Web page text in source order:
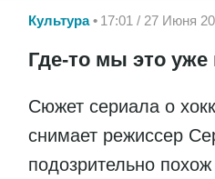
Культура 17:01 / 27 Июня
Где-то мы это
Сюжет сериала о
снимает режиссер
подозрительно